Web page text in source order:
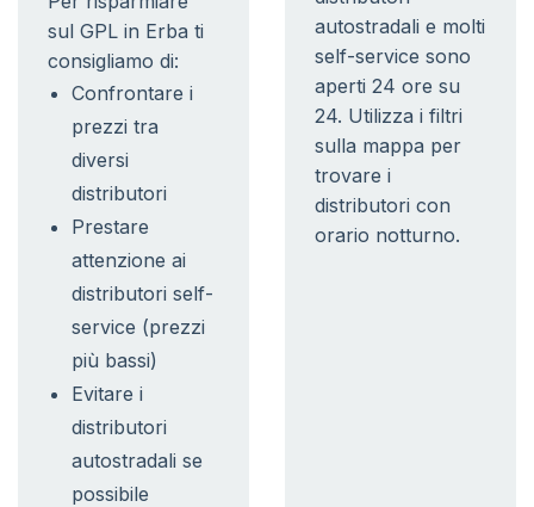
sul GPL in Erba ti
consigliamo di:
Confrontare i
prezzi tra
diversi
distributori
Prestare
attenzione ai
distributori self-
service (prezzi
più bassi)
Evitare i
distributori
autostradali se
possibile
autostradali e molti
self-service sono
aperti 24 ore su
24. Utilizza i filtri
sulla mappa per
trovare i
distributori con
orario notturno.